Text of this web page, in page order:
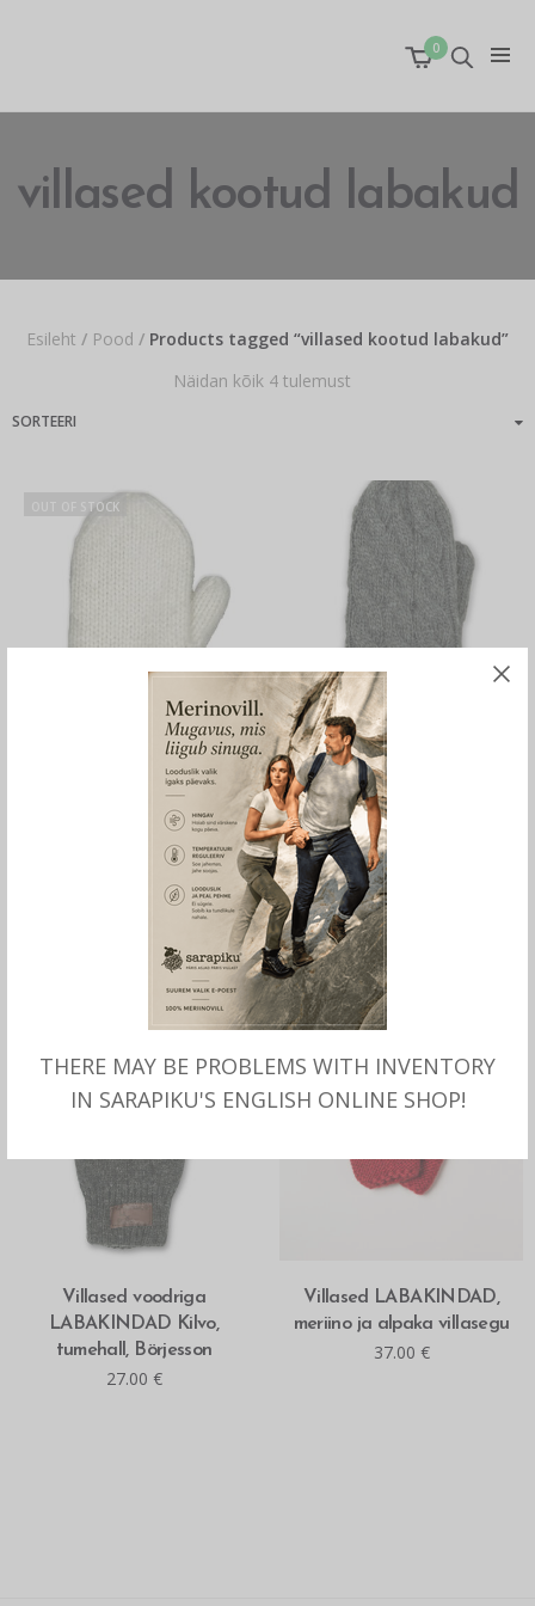
THERE MAY BE PROBLEMS WITH INVENTORY
IN SARAPIKU'S ENGLISH ONLINE SHOP!
0
villased kootud labakud
Esileht / Pood / Products tagged “villased kootud labakud”
Näidan kõik 4 tulemust
OUT OF STOCK
MITMEID VALIKUID
Villased LABAKINDAD
voodriga, naistele, Börjesson
LISA OSTUKORVI
Villased voodriga
LABAKINDAD Dolli, naistele,
Börjesson
22.00
MITMEID VALIKUID
Villased voodriga
LABAKINDAD Kilvo,
tumehall, Börjesson
27.00 €
MITMEID VALIKUID
Villased LABAKINDAD,
meriino ja alpaka villasegu
37.00 €